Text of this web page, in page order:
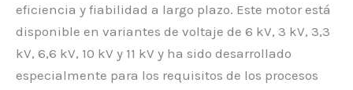
eficiencia y fiabilidad a largo plazo. Este motor está
disponible en variantes de voltaje de 6 kV, 3 kV, 3,3
kV, 6,6 kV, 10 kV y 11 kV y ha sido desarrollado
especialmente para los requisitos de los procesos